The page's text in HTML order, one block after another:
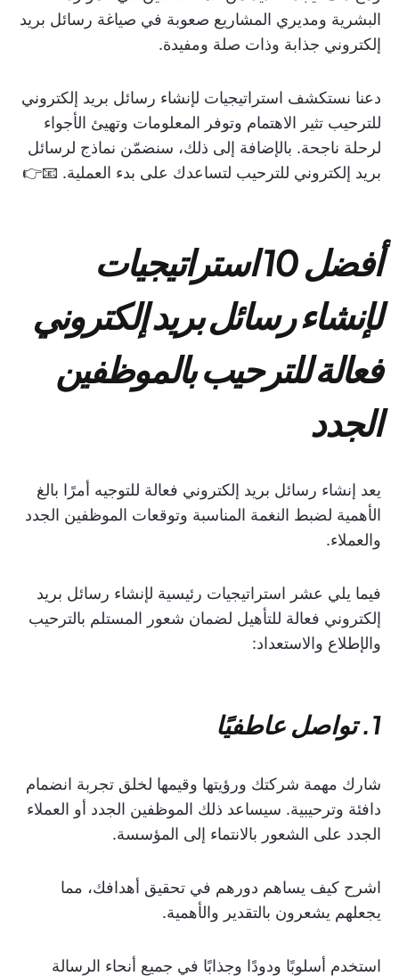
البشرية ومديري المشاريع صعوبة في صياغة رسائل بريد
إلكتروني جذابة وذات صلة ومفيدة.
دعنا نستكشف استراتيجيات لإنشاء رسائل بريد إلكتروني
للترحيب تثير الاهتمام وتوفر المعلومات وتهيئ الأجواء
لرحلة ناجحة. بالإضافة إلى ذلك، سنضمّن نماذج لرسائل
بريد إلكتروني للترحيب لتساعدك على بدء العملية. 📧👉
أفضل 10 استراتيجيات
لإنشاء رسائل بريد إلكتروني
فعالة للترحيب بالموظفين
الجدد
يعد إنشاء رسائل بريد إلكتروني فعالة للتوجيه أمرًا بالغ
الأهمية لضبط النغمة المناسبة وتوقعات الموظفين الجدد
والعملاء.
فيما يلي عشر استراتيجيات رئيسية لإنشاء رسائل بريد
إلكتروني فعالة للتأهيل لضمان شعور المستلم بالترحيب
والإطلاع والاستعداد:
1. تواصل عاطفيًا
شارك مهمة شركتك ورؤيتها وقيمها لخلق تجربة انضمام
دافئة وترحيبية. سيساعد ذلك الموظفين الجدد أو العملاء
الجدد على الشعور بالانتماء إلى المؤسسة.
اشرح كيف يساهم دورهم في تحقيق أهدافك، مما
يجعلهم يشعرون بالتقدير والأهمية.
استخدم أسلوبًا ودودًا وجذابًا في جميع أنحاء الرسالة